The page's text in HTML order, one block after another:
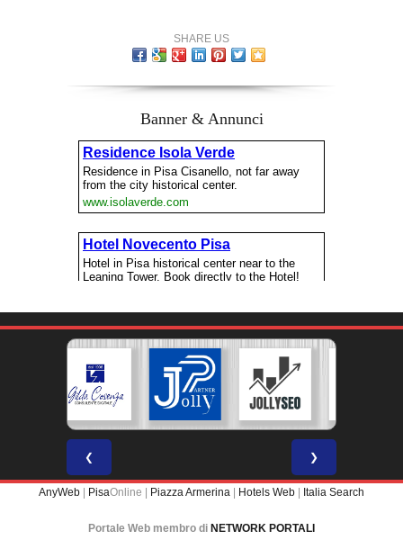
SHARE US
Banner & Annunci
❮ ❯
AnyWeb | PisaOnline | Piazza Armerina | Hotels Web | Italia Search
Portale Web membro di NETWORK PORTALI